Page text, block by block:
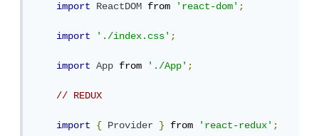
import ReactDOM from 'react-dom';
import './index.css';
import App from './App';
// REDUX
import { Provider } from 'react-redux';